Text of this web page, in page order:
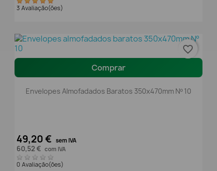
3 Avaliação(ões)
Comprar
Envelopes Almofadados Baratos 350x470mm Nº 10
49,20 € sem IVA
60,52 € com IVA
0 Avaliação(ões)
favorite_border